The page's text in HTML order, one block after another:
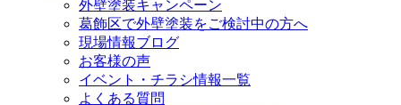
外壁塗装キャンペーン
葛飾区で外壁塗装をご検討中の方へ
現場情報ブログ
お客様の声
イベント・チラシ情報一覧
よくある質問